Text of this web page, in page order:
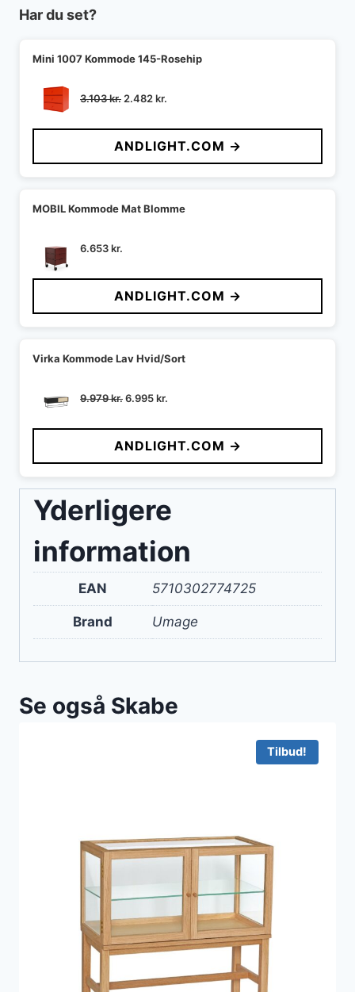
Har du set?
Mini 1007 Kommode 145-Rosehip
3.103kr. Den
pris
var:
3.103 kr..
2.482kr.
pris
er:
2.482 kr..
ANDLIGHT.COM →
MOBIL Kommode Mat Blomme
6.653kr.
ANDLIGHT.COM →
Virka Kommode Lav Hvid/Sort
9.979kr.Den
pris
var:
9.979 kr..
6.995kr.
pris
er:
6.995 kr..
ANDLIGHT.COM →
Yderligere
information
EAN 5710302774725
Brand Umage
Se også Skabe
Tilbud!